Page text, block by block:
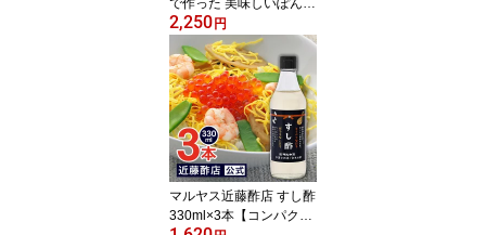
で作った 美味しいぽんず
330ml×3本【合成甘味
料・保存料未使用】【日
本産、昆布だし、ゆず果
汁、醤油原料使用（大
豆・小麦・食塩）】 内祝
い お返し
2,250 円
マルヤス近藤酢店 すし酢
330ml×3本【コンパクト